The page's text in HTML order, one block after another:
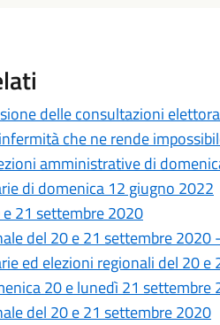
delle consultazioni
che ne rende
amministrative di
di domenica 12 giugno 2022
21 settembre 2020
del 20 e 21 settembre
ed elezioni regionali del 20
20 e lunedì 21 settembre
del 20 e 21 settembre 2020